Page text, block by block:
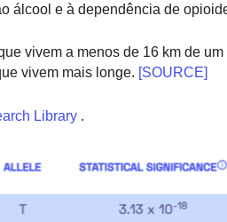
álcool e à dependência de
vivem a menos de 16 km de
vivem mais longe. [SOURCE]
Library .